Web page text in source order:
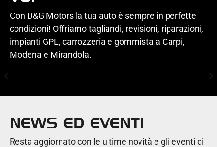
Trazione integrale
Con D&G Motors la tua auto è sempre in perfette
condizioni! Offriamo tagliandi, revisioni, riparazioni,
impianti GPL, carrozzeria e gommista a Carpi,
Modena e Mirandola.
NEWS ED EVENTI
Resta aggiornato con le ultime novità e gli eventi di